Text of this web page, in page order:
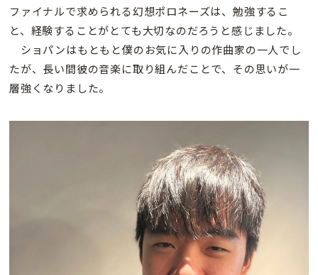
ファイナルで求められる幻想ポロネーズは、勉強するこ
と、経験することがとても大切なのだろうと感じました。
ショパンはもともと僕のお気に入りの作曲家の一人でし
たが、長い間彼の音楽に取り組んだことで、その思いが一
層強くなりました。